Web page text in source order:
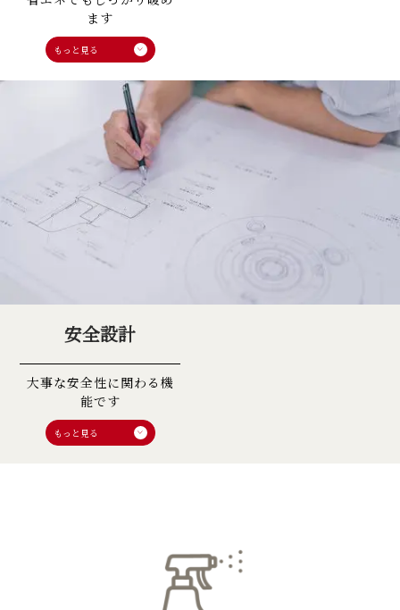
ます
安全設計
大事な安全性に関わる機
能です